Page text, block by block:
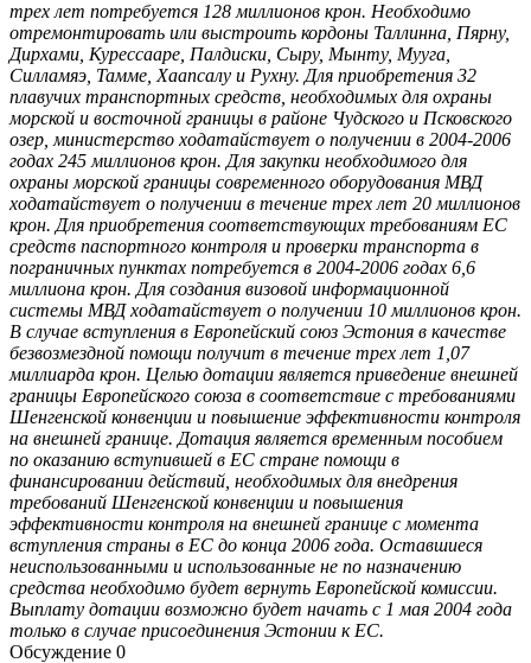
трех лет потребуется 128 миллионов крон. Необходимо
отремонтировать или выстроить кордоны Таллинна, Пярну,
Дирхами, Курессааре, Палдиски, Сыру, Мынту, Мууга,
Силламяэ, Тамме, Хаапсалу и Рухну. Для приобретения 32
плавучих транспортных средств, необходимых для охраны
морской и восточной границы в районе Чудского и Псковского
озер, министерство ходатайствует о получении в 2004-2006
годах 245 миллионов крон. Для закупки необходимого для
охраны морской границы современного оборудования МВД
ходатайствует о получении в течение трех лет 20 миллионов
крон. Для приобретения соответствующих требованиям ЕС
средств паспортного контроля и проверки транспорта в
пограничных пунктах потребуется в 2004-2006 годах 6,6
миллиона крон. Для создания визовой информационной
системы МВД ходатайствует о получении 10 миллионов крон.
В случае вступления в Европейский союз Эстония в качестве
безвозмездной помощи получит в течение трех лет 1,07
миллиарда крон. Целью дотации является приведение внешней
границы Европейского союза в соответствие с требованиями
Шенгенской конвенции и повышение эффективности контроля
на внешней границе. Дотация является временным пособием
по оказанию вступившей в ЕС стране помощи в
финансировании действий, необходимых для внедрения
требований Шенгенской конвенции и повышения
эффективности контроля на внешней границе с момента
вступления страны в ЕС до конца 2006 года. Оставшиеся
неиспользованными и использованные не по назначению
средства необходимо будет вернуть Европейской комиссии.
Выплату дотации возможно будет начать с 1 мая 2004 года
только в случае присоединения Эстонии к ЕС.
Обсуждение 0